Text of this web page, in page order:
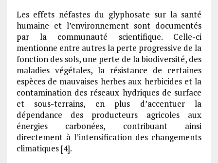
Les effets néfastes du glyphosate sur la santé
humaine et l’environnement sont documentés
par la communauté scientifique. Celle-ci
mentionne entre autres la perte progressive de la
fonction des sols, une perte de la biodiversité, des
maladies végétales, la résistance de certaines
espèces de mauvaises herbes aux herbicides et la
contamination des réseaux hydriques de surface
et sous-terrains, en plus d’accentuer la
dépendance des producteurs agricoles aux
énergies carbonées, contribuant ainsi
directement à l’intensification des changements
climatiques [4].